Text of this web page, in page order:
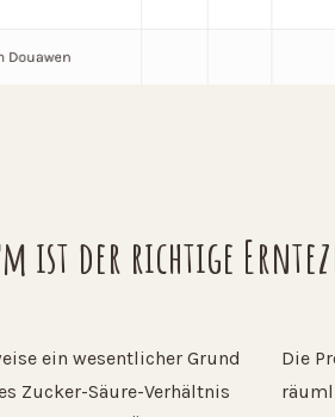
ist der richtige
ein wesentlicher Grund
Zucker-Säure-Verhältnis
Die